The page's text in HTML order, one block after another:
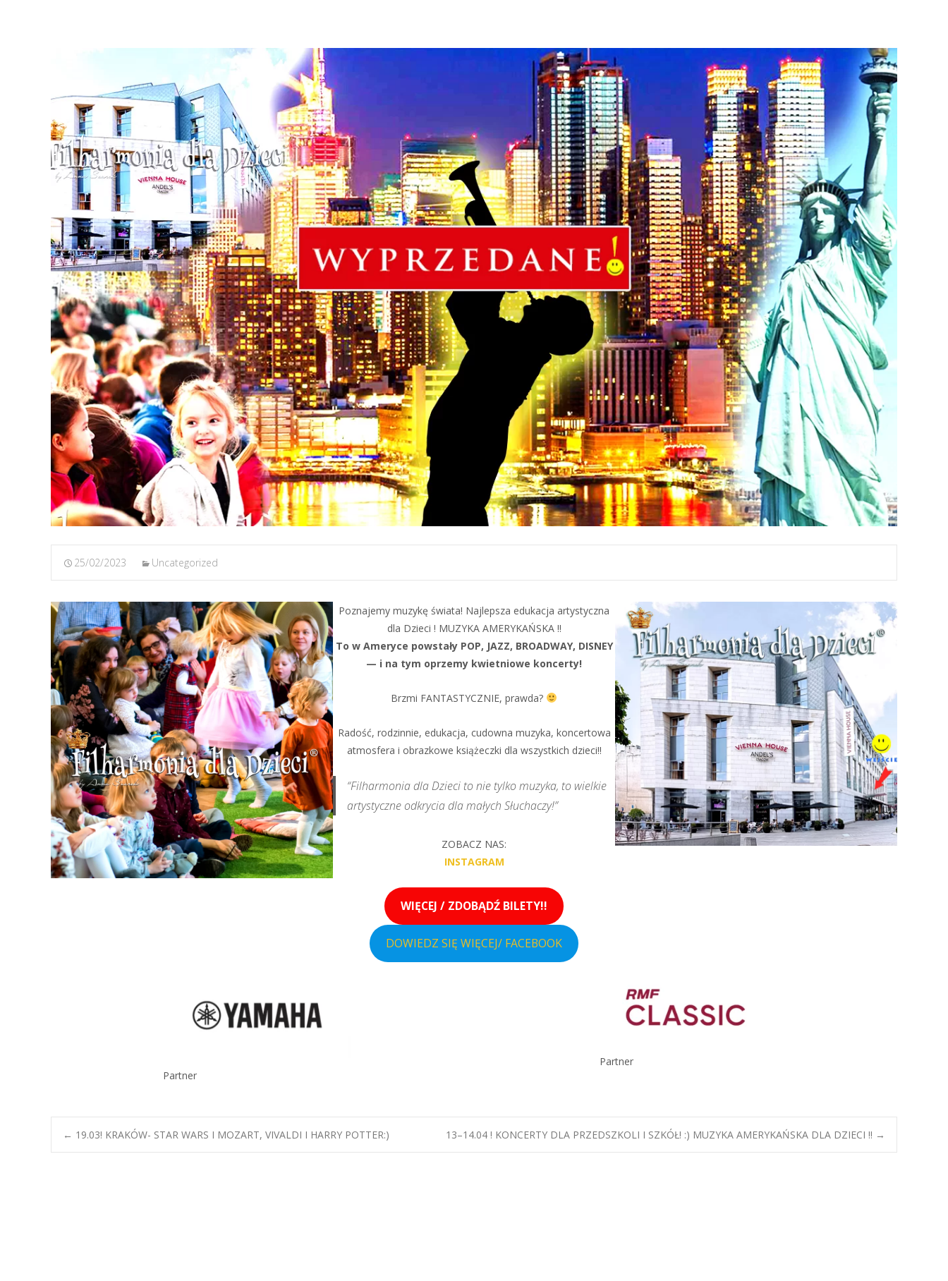
25/02/2023 Uncategorized
Poznajemy muzykę świata! Najlepsza edukacja artystyczna
dla Dzieci ! MUZYKA AMERYKAŃSKA !!
To w Ameryce powstały POP, JAZZ, BROADWAY, DISNEY
— i na tym oprzemy kwietniowe koncerty!
Brzmi FANTASTYCZNIE, prawda?
Radość, rodzinnie, edukacja, cudowna muzyka, koncertowa
atmosfera i obrazkowe książeczki dla wszystkich dzieci!!
“Filharmonia dla Dzieci to nie tylko muzyka, to wielkie
artystyczne odkrycia dla małych Słuchaczy!”
ZOBACZ NAS:
INSTAGRAM
WIĘCEJ / ZDOBĄDŹ BILETY!!
DOWIEDZ SIĘ WIĘCEJ/ FACEBOOK
Partner
Partner
Post
← 19.03! KRAKÓW- STAR WARS I MOZART, VIVALDI I HARRY POTTER:) 13–14.04 ! KONCERTY DLA PRZEDSZKOLI I SZKÓŁ! :) MUZYKA AMERYKAŃSKA DLA DZIECI !! →